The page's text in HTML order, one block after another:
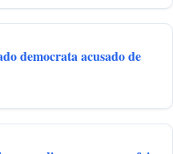
democrata acusado de